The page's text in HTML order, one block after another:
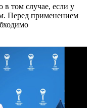
в том случае, если у
Перед применением